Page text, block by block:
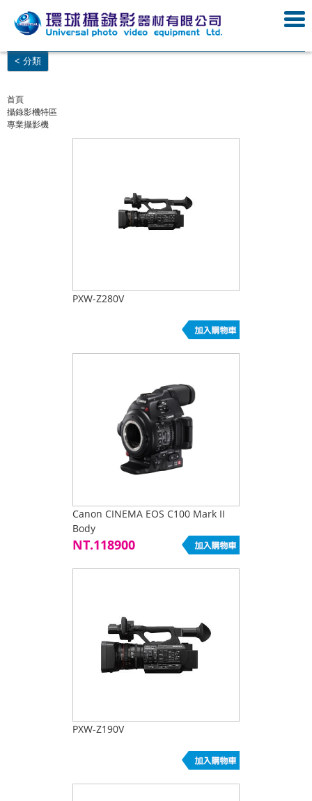
< 分類
首頁
攝錄影機特區
專業攝影機
PXW-Z280V
Canon CINEMA EOS C100 Mark II
Body
NT.118900
PXW-Z190V